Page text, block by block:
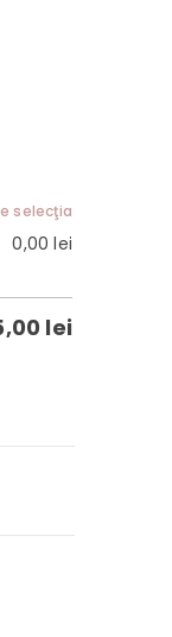
selecţia
0,00lei
lei